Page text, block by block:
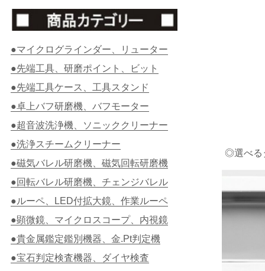
◎選べる
●マイクログラインダー、リューター
●先端工具、研磨ポイント、ビット
●先端工具ケース、工具スタンド
●卓上バフ研磨機、バフモーター
●超音波洗浄機、ソニッククリーナー
●洗浄スチームクリーナー
●磁気バレル研磨機、磁気回転研磨機
●回転バレル研磨機、チェンジバレル
●ルーペ、LED付拡大鏡、作業ルーペ
●顕微鏡、マイクロスコープ、内視鏡
●貴金属鑑定鑑別機器、金.Pt判定機
●宝石判定検査機器、ダイヤ検査